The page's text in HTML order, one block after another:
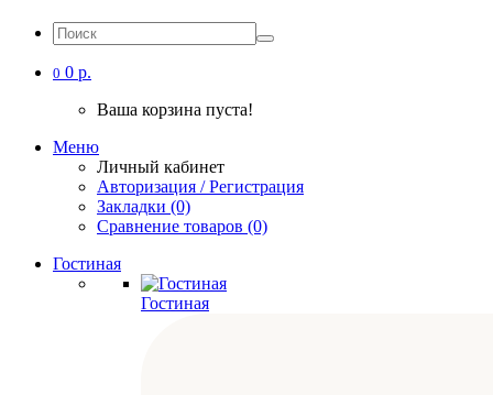
0 0 р.
Ваша корзина пуста!
Меню
Личный кабинет
Авторизация / Регистрация
Закладки (0)
Сравнение товаров (0)
Гостиная
Гостиная